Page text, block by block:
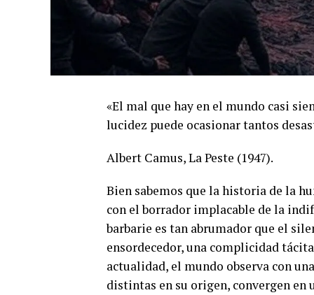
«El mal que hay en el mundo casi
lucidez puede ocasionar tantos
Albert Camus, La Peste (1947).
Bien sabemos que la historia de la
con el borrador implacable de la
barbarie es tan abrumador que el
ensordecedor, una complicidad
actualidad, el mundo observa con
distintas en su origen, convergen